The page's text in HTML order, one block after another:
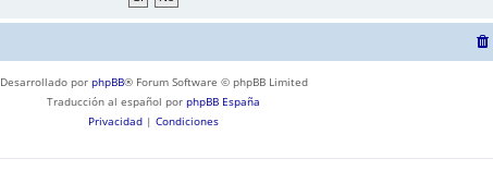
Desarrollado por phpBB® Forum Software © phpBB Limited
Traducción al español por phpBB España
Privacidad | Condiciones